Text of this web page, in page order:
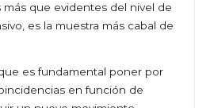
más que evidentes del nivel de
es la muestra más cabal de
es fundamental poner por
en función de